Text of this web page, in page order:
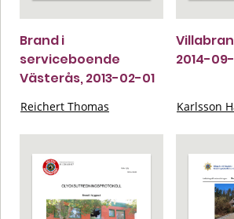
Brand i
serviceboende
Västerås, 2013-02-01
Reichert Thomas
2014-09-
Karlsson